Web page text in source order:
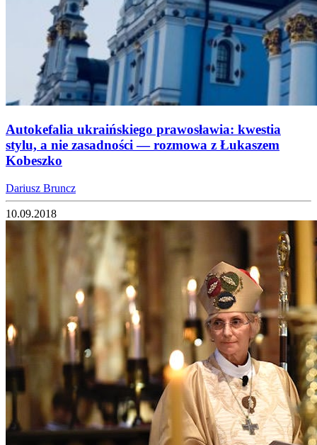
Autokefalia ukraińskiego prawosławia: kwestia
stylu, a nie zasadności — rozmowa z Łukaszem
Kobeszko
Dariusz Bruncz
10.09.2018